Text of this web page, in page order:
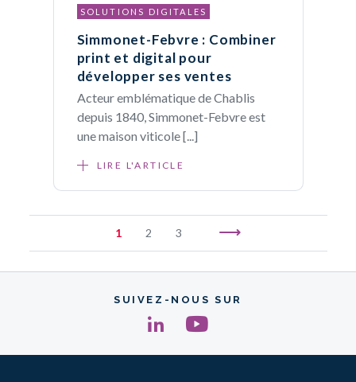
SOLUTIONS DIGITALES
Simmonet-Febvre : Combiner
print et digital pour
développer ses ventes
Acteur emblématique de Chablis
depuis 1840, Simmonet-Febvre est
une maison viticole [...]
LIRE L'ARTICLE
1 2 3
SUIVEZ-NOUS SUR